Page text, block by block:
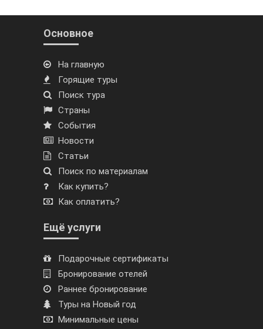
Основное
На главную
Горящие туры
Поиск тура
Страны
События
Новости
Статьи
Поиск по материалам
Как купить?
Как оплатить?
Ещё услуги
Подарочные сертификаты
Бронирование отелей
Раннее бронирование
Туры на Новый год
Минимальные цены